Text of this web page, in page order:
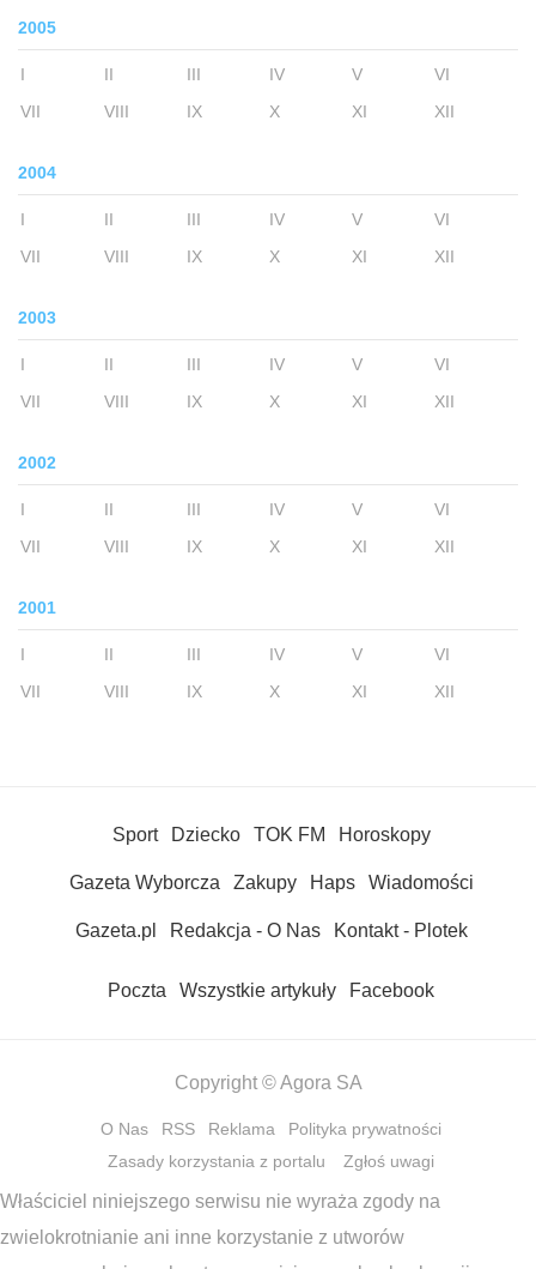
2005
I II III IV V
VI
VII
VIII IX X XI XII
2004
I II III IV V
VI
VII
VIII IX X XI XII
2003
I II III IV V
VI
VII
VIII IX X XI XII
2002
I II III IV V
VI
VII
VIII IX X XI XII
2001
I II III IV V
VI
VII
VIII IX X XI XII
Sport Dziecko TOK FM Horoskopy
Gazeta Wyborcza Zakupy Haps Wiadomości
Gazeta.pl Redakcja - O Nas Kontakt - Plotek
Poczta Wszystkie artykuły Facebook
Copyright © Agora SA
O Nas RSS Reklama
Polityka prywatności
Zasady korzystania z portalu
Zgłoś uwagi
Właściciel niniejszego serwisu nie wyraża zgody na
zwielokrotnianie ani inne korzystanie z utworów